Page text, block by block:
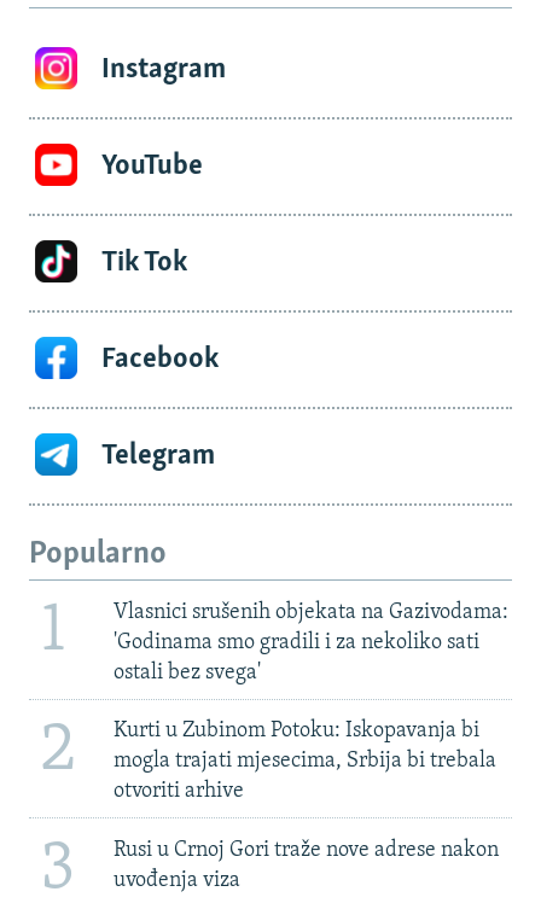
Instagram
YouTube
Tik Tok
Facebook
Telegram
Popularno
1
Vlasnici srušenih objekata na Gazivodama:
'Godinama smo gradili i za nekoliko sati
ostali bez svega'
2
Kurti u Zubinom Potoku: Iskopavanja bi
mogla trajati mjesecima, Srbija bi trebala
otvoriti arhive
3
Rusi u Crnoj Gori traže nove adrese nakon
uvođenja viza